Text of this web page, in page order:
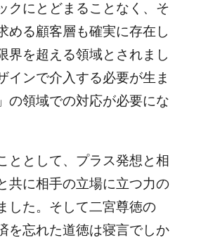
クにとどまることなく、そ
める顧客層も確実に存在し
界を超える領域とされまし
インで介入する必要が生ま
の領域での対応が必要にな
ととして、プラス発想と相
共に相手の立場に立つ力の
した。そして二宮尊徳の
を忘れた道徳は寝言でしか